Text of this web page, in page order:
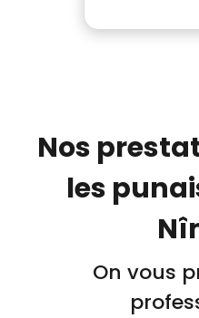
Nos
les
On vous